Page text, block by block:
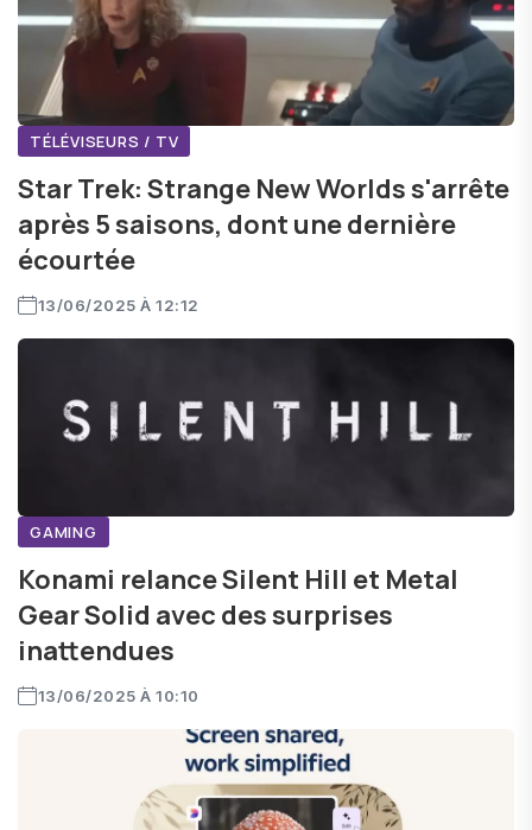
TÉLÉVISEURS / TV
Star Trek: Strange New Worlds s'arrête
après 5 saisons, dont une dernière
écourtée
13/06/2025 À 12:12
GAMING
Konami relance Silent Hill et Metal
Gear Solid avec des surprises
inattendues
13/06/2025 À 10:10